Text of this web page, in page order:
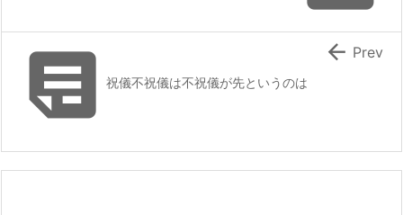
祝儀不祝儀は不祝儀が先というのは
 Prev